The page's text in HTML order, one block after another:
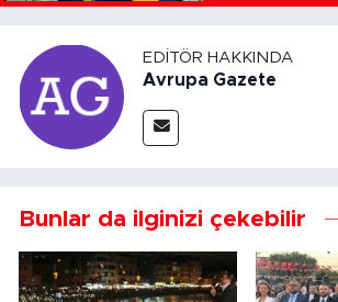
EDITÖR HAKKINDA
Avrupa Gazete
Bunlar da ilginizi çekebilir